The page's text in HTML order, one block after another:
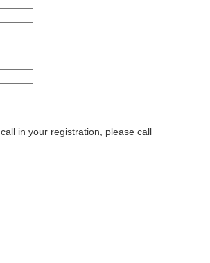
in your registration, please call